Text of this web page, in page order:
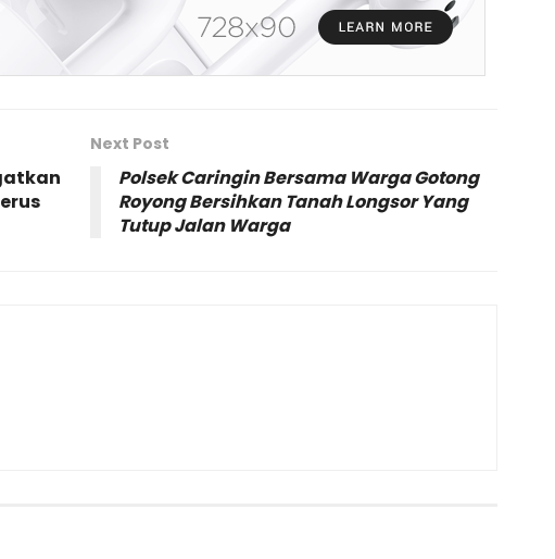
Next Post
Polsek Caringin Bersama Warga Gotong
Royong Bersihkan Tanah Longsor Yang
Tutup Jalan Warga